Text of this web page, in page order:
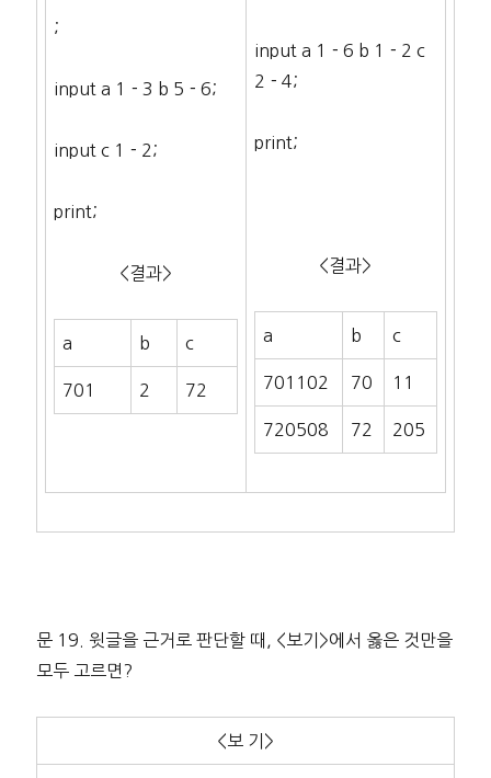
;
input a 1－3 b 5－6;
input c 1－2;
print;
<결과>
a b c
701 2 72
input a 1－6 b 1－2 c
2－4;
print;
<결과>
a b c
701102 70 11
720508 72 205
문 19. 윗글을 근거로 판단할 때, <보기>에서 옳은 것만을
모두 고르면?
<보 기>